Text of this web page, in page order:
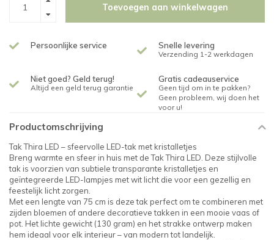
Toevoegen aan winkelwagen
Persoonlijke service Snelle levering
Verzending 1-2 werkdagen
Niet goed? Geld terug!
Altijd een geld terug garantie
Gratis cadeauservice
Geen tijd om in te pakken?
Geen probleem, wij doen het
voor u!
Productomschrijving
Tak Thira LED – sfeervolle LED-tak met kristalletjes
Breng warmte en sfeer in huis met de Tak Thira LED. Deze stijlvolle
tak is voorzien van subtiele transparante kristalletjes en
geïntegreerde LED-lampjes met wit licht die voor een gezellig en
feestelijk licht zorgen.
Met een lengte van 75 cm is deze tak perfect om te combineren met
zijden bloemen of andere decoratieve takken in een mooie vaas of
pot. Het lichte gewicht (130 gram) en het strakke ontwerp maken
hem ideaal voor elk interieur – van modern tot landelijk.